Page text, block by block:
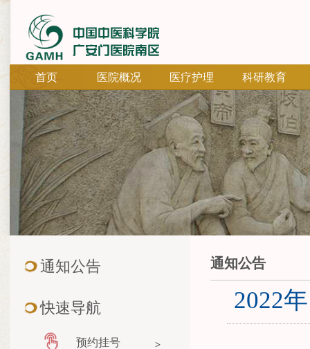
首页 医院概况 医疗护理 科研教育
通知公告
快速导航
预约挂号
通知公告
2022